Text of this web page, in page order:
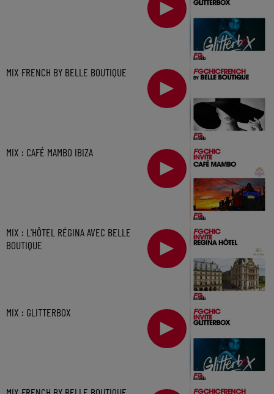
MIX FRENCH BY BELLE BOUTIQUE
MIX : CAFÉ MAMBO IBIZA
MIX : L'HÔTEL RÉGINA AVEC BELLE
BOUTIQUE
MIX : GLITTERBOX